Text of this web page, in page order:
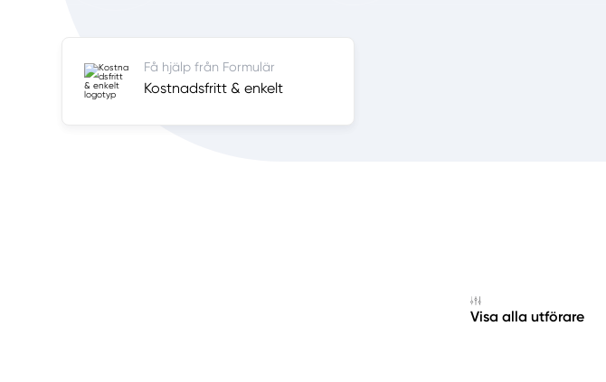
Få hjälp från Formulär
Kostnadsfritt & enkelt
Visa alla utförare